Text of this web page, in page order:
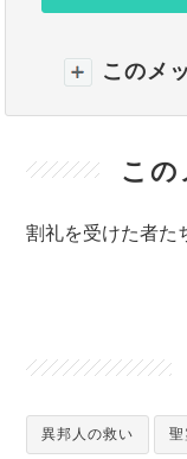
このメ
この
割礼を受けた者た
異邦人の救い 聖